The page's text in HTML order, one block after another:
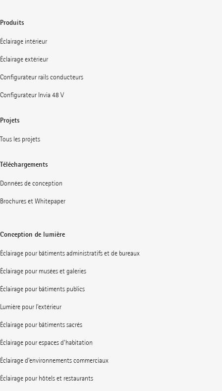
Produits
Éclairage intérieur
Éclairage extérieur
Configurateur rails conducteurs
Configurateur Invia 48 V
Projets
Tous les projets
Téléchargements
Données de conception
Brochures et Whitepaper
Conception de lumière
Éclairage pour bâtiments administratifs et de bureaux
Éclairage pour musées et galeries
Éclairage pour bâtiments publics
Lumière pour l’extérieur
Éclairage pour bâtiments sacrés
Éclairage pour espaces d’habitation
Éclairage d’environnements commerciaux
Éclairage pour hôtels et restaurants